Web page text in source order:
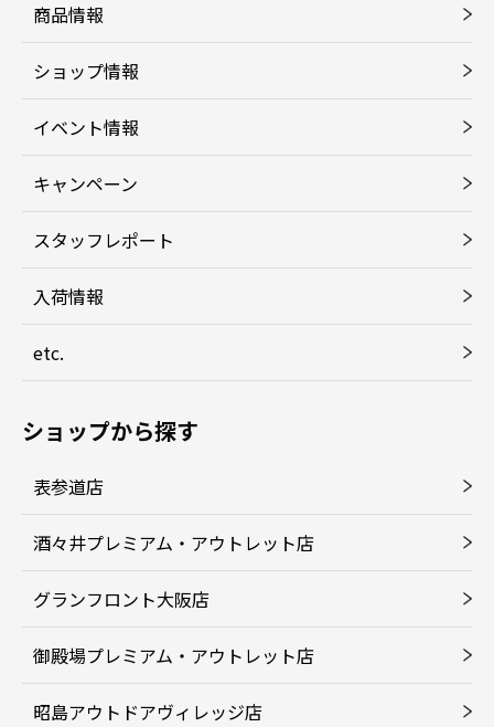
商品情報
ショップ情報
イベント情報
キャンペーン
スタッフレポート
入荷情報
etc.
ショップから探す
表参道店
酒々井プレミアム・アウトレット店
グランフロント大阪店
御殿場プレミアム・アウトレット店
昭島アウトドアヴィレッジ店